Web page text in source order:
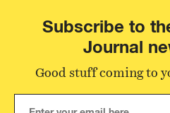
Subscribe to
Journal
Good stuff coming to